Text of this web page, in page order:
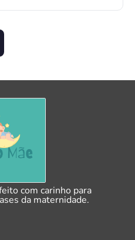
com carinho para
da maternidade.